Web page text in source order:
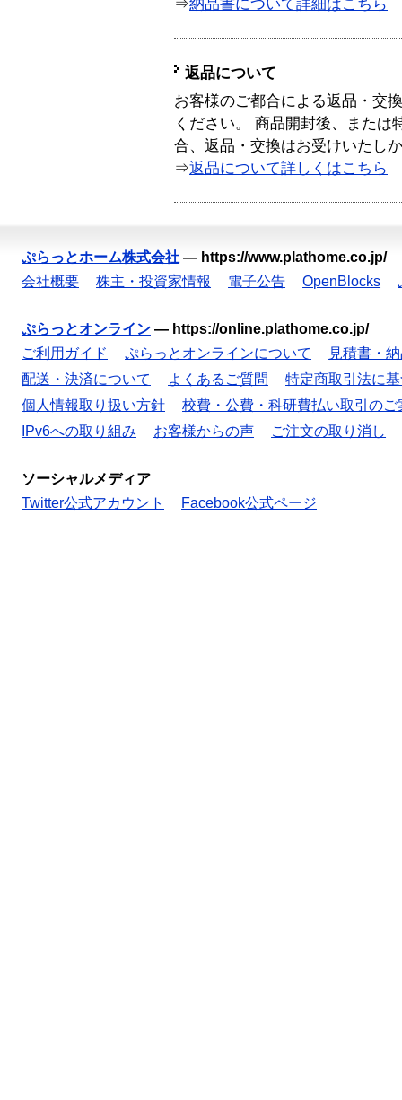
⇒納品書について詳細はこちら
返品について
お客様のご都合による返品・交
ください。 商品開封後、または
合、返品・交換はお受けいたし
⇒返品について詳しくはこちら
ぷらっとホーム株式会社 — https://www.plathome.co.jp/
会社概要
株主・投資家情報 電子公告 OpenBlocks
ぷらっとオンライン — https://online.plathome.co.jp/
ご利用ガイド
ぷらっとオンラインについて
見積書・
配送・決済について
よくあるご質問
特定商取引法に
個人情報取り扱い方針
校費・公費・科研費払い取引のご
IPv6への取り組み
お客様からの声 ご注文の取り消し
ソーシャルメディア
Twitter公式アカウント
Facebook公式ページ